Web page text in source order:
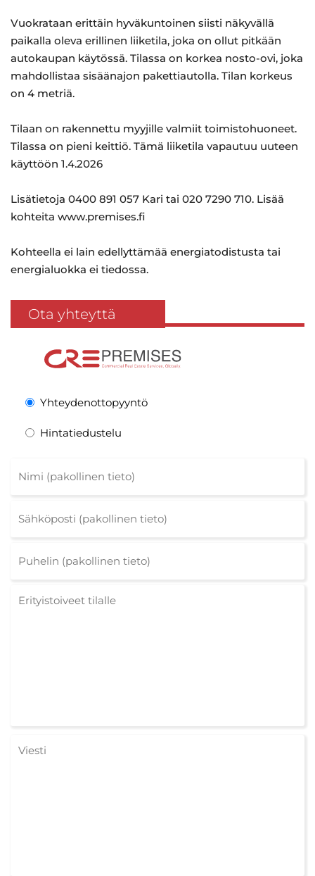
Vuokrataan erittäin hyväkuntoinen siisti näkyvällä
paikalla oleva erillinen liiketila, joka on ollut pitkään
autokaupan käytössä. Tilassa on korkea nosto-ovi, joka
mahdollistaa sisäänajon pakettiautolla. Tilan korkeus
on 4 metriä.
Tilaan on rakennettu myyjille valmiit toimistohuoneet.
Tilassa on pieni keittiö. Tämä liiketila vapautuu uuteen
käyttöön 1.4.2026
Lisätietoja 0400 891 057 Kari tai 020 7290 710. Lisää
kohteita www.premises.fi
Kohteella ei lain edellyttämää energiatodistusta tai
energialuokka ei tiedossa.
Ota yhteyttä
Yhteydenottopyyntö
Hintatiedustelu